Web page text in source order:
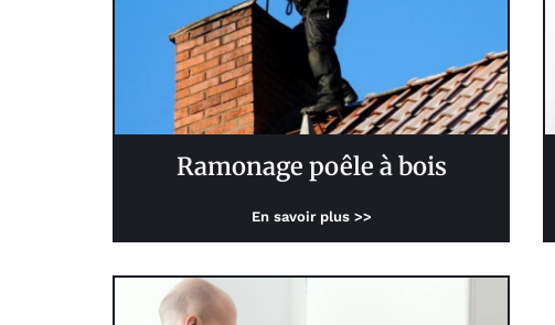
Ramonage poêle à bois
En savoir plus >>